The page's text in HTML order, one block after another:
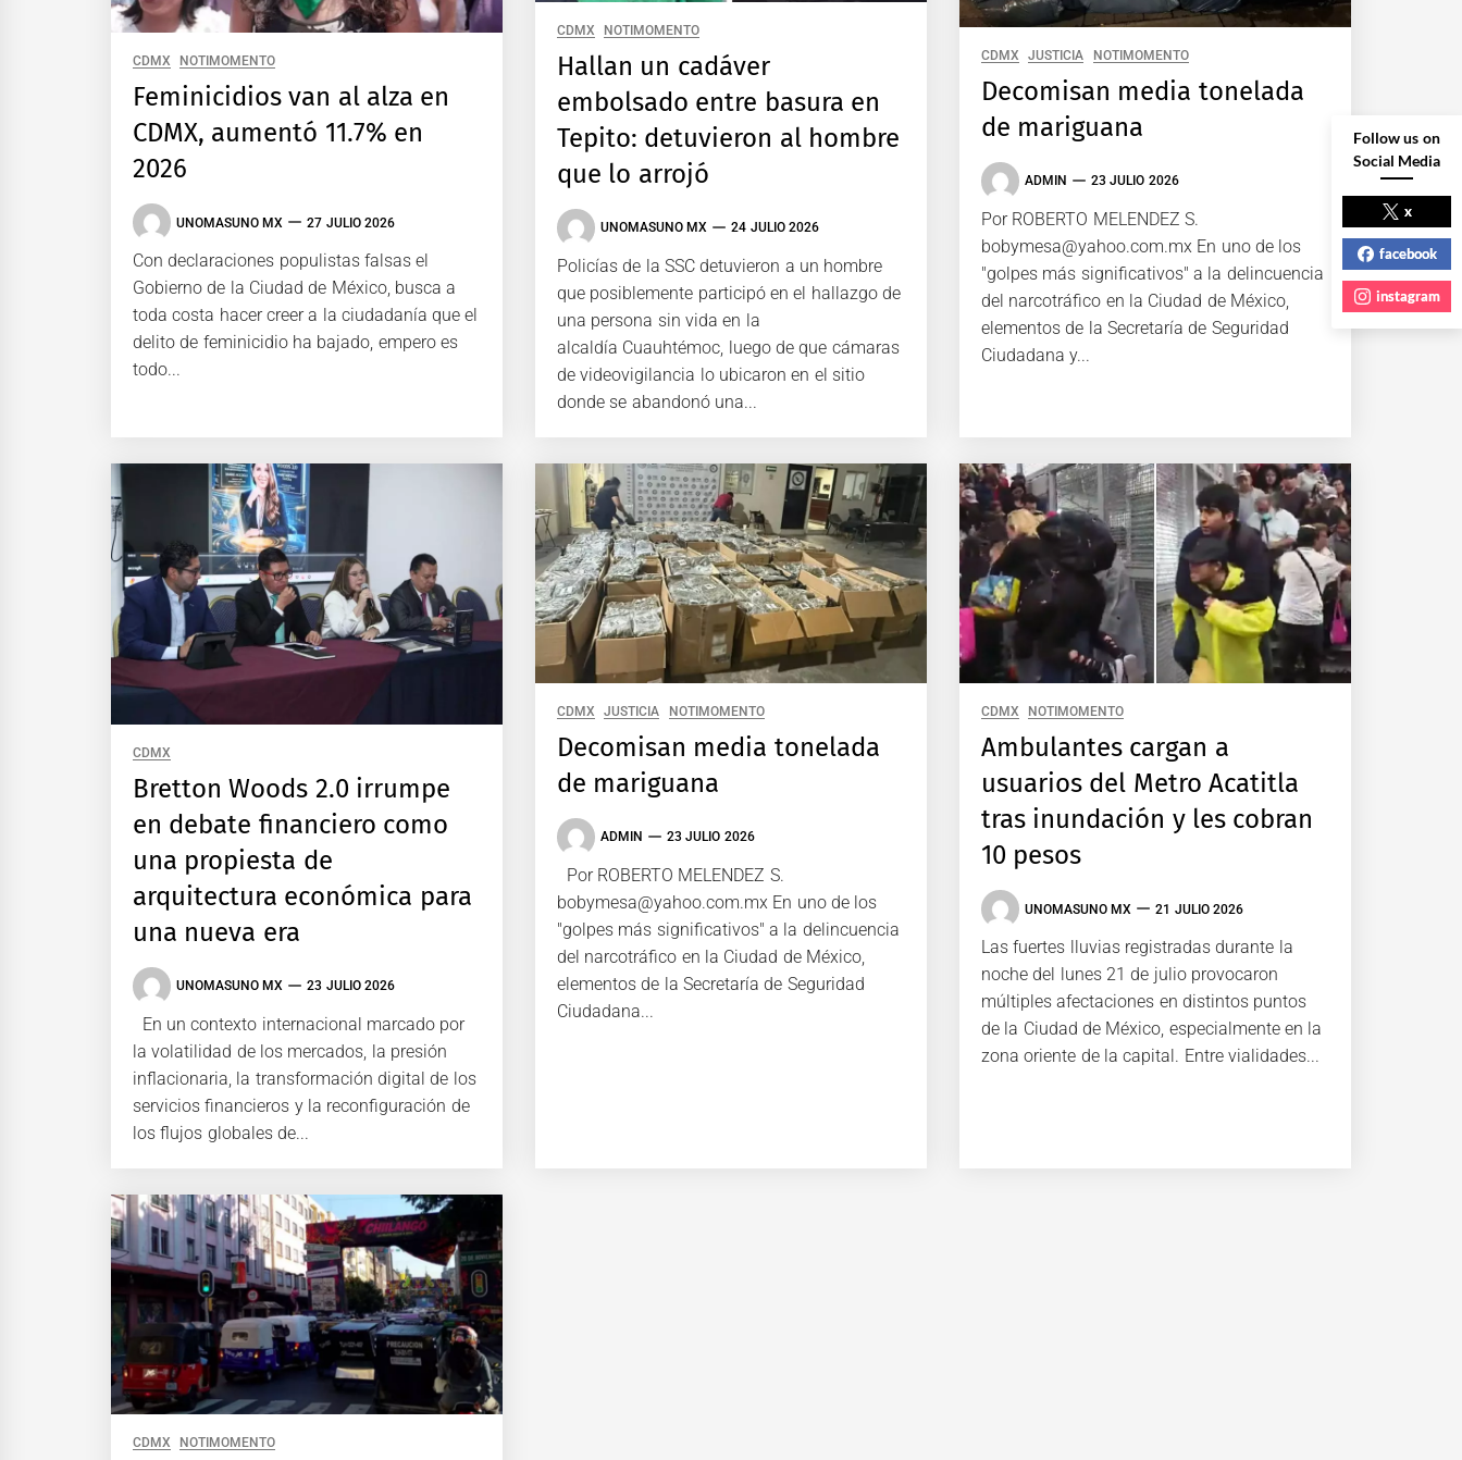
CDMX NOTIMOMENTO
Feminicidios van al alza en
CDMX, aumentó 11.7% en
2026
UNOMASUNO MX 27 JULIO 2026
Con declaraciones populistas falsas el
Gobierno de la Ciudad de México, busca a
toda costa hacer creer a la ciudadanía que el
delito de feminicidio ha bajado, empero es
todo...
CDMX NOTIMOMENTO
Hallan un cadáver
embolsado entre basura en
Tepito: detuvieron al hombre
que lo arrojó
UNOMASUNO MX 24 JULIO 2026
Policías de la SSC detuvieron a un hombre
que posiblemente participó en el hallazgo de
una persona sin vida en la
alcaldía Cuauhtémoc, luego de que cámaras
de videovigilancia lo ubicaron en el sitio
donde se abandonó una...
CDMX JUSTICIA NOTIMOMENTO
Decomisan media tonelada
de mariguana
ADMIN 23 JULIO 2026
Por ROBERTO MELENDEZ S.
bobymesa@yahoo.com.mx En uno de los
"golpes más significativos" a la delincuencia
del narcotráfico en la Ciudad de México,
elementos de la Secretaría de Seguridad
Ciudadana y...
CDMX
Bretton Woods 2.0 irrumpe
en debate financiero como
una propiesta de
arquitectura económica para
una nueva era
UNOMASUNO MX 23 JULIO 2026
En un contexto internacional marcado por
la volatilidad de los mercados, la presión
inflacionaria, la transformación digital de los
servicios financieros y la reconfiguración de
los flujos globales de...
CDMX JUSTICIA NOTIMOMENTO
Decomisan media tonelada
de mariguana
ADMIN 23 JULIO 2026
Por ROBERTO MELENDEZ S.
bobymesa@yahoo.com.mx En uno de los
"golpes más significativos" a la delincuencia
del narcotráfico en la Ciudad de México,
elementos de la Secretaría de Seguridad
Ciudadana...
CDMX NOTIMOMENTO
Ambulantes cargan a
usuarios del Metro Acatitla
tras inundación y les cobran
10 pesos
UNOMASUNO MX 21 JULIO 2026
Las fuertes lluvias registradas durante la
noche del lunes 21 de julio provocaron
múltiples afectaciones en distintos puntos
de la Ciudad de México, especialmente en la
zona oriente de la capital. Entre vialidades...
CDMX NOTIMOMENTO
Follow us on
Social Media
x
facebook
instagram